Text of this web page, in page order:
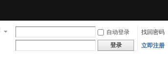
自动登录
找回密码
登录 立即注册